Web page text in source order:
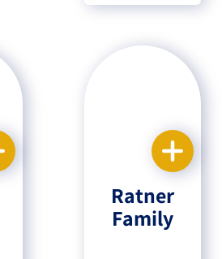
Ratner
Family